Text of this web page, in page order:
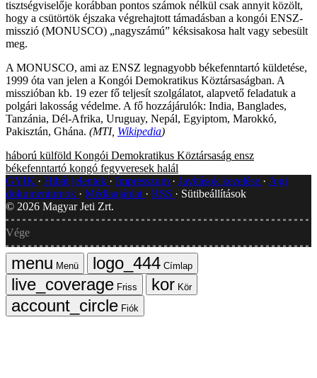
tisztségviselője korábban pontos számok nélkül csak annyit közölt,
hogy a csütörtök éjszaka végrehajtott támadásban a kongói ENSZ-
misszió (MONUSCO) „nagyszámú” kéksisakosa halt vagy sebesült
meg.
A MONUSCO, ami az ENSZ legnagyobb békefenntartó küldetése,
1999 óta van jelen a Kongói Demokratikus Köztársaságban. A
misszióban kb. 19 ezer fő teljesít szolgálatot, alapvető feladatuk a
polgári lakosság védelme. A fő hozzájárulók: India, Banglades,
Tanzánia, Dél-Afrika, Uruguay, Nepál, Egyiptom, Marokkó,
Pakisztán, Ghána. (MTI, Wikipedia)
háború külföld Kongói Demokratikus Köztársaság ensz
békefenntartó kongó fegyveresek halál
GYIK
Hibát jelentek Impresszum Javítások kezelése
Jogi
dokumentumok
Médiaajánlat RSS
Sütibeállítások
© 2026 Magyar Jeti Zrt.
Vége
Menü
Címlap
Friss
Kör
Fiók